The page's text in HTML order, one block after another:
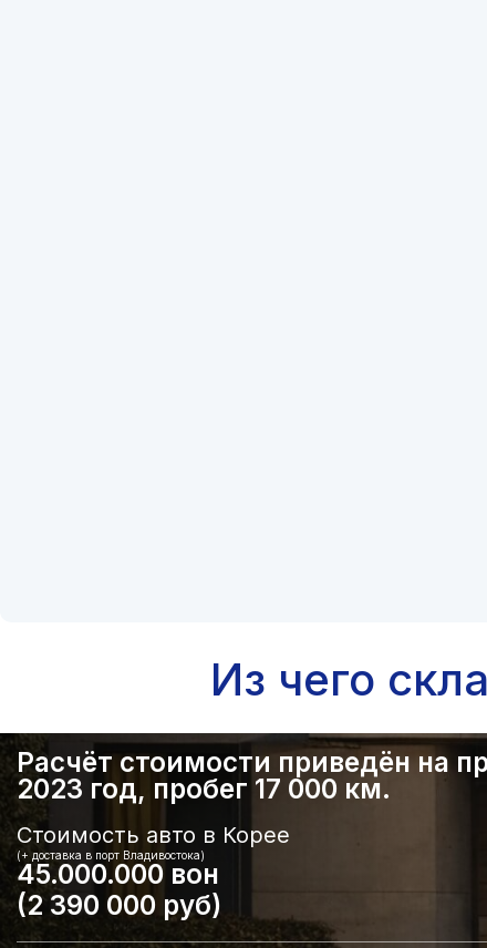
Из чего
Расчёт стоимости приведён на
2023 год, пробег 17 000 км.
Стоимость авто в Корее
(+ доставка в порт Владивостока)
45.000.000 вон
(2 390 000 руб)